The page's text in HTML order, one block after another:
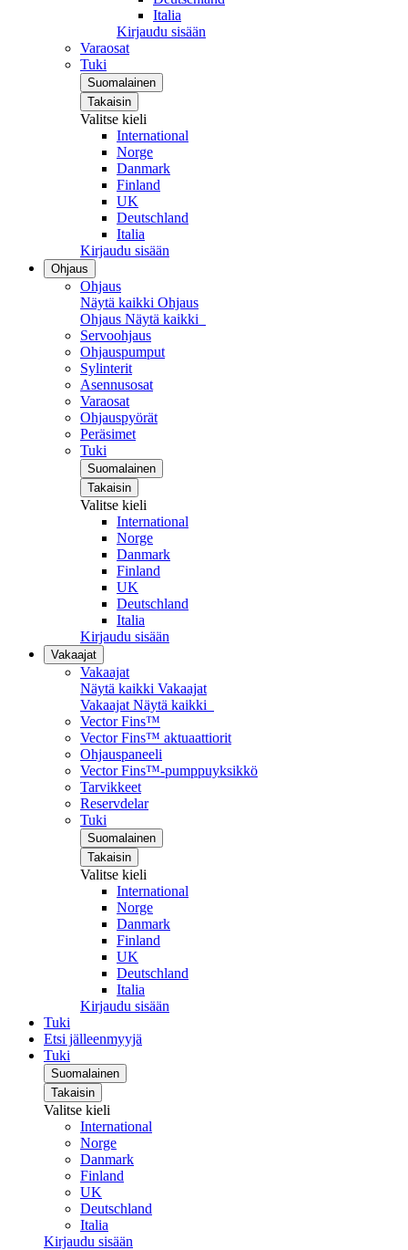
Italia
Kirjaudu sisään
Varaosat
Tuki
Suomalainen
Takaisin
Valitse kieli
International
Norge
Danmark
Finland
UK
Deutschland
Italia
Kirjaudu sisään
Ohjaus
Ohjaus
Näytä kaikki Ohjaus
Ohjaus Näytä kaikki
Servoohjaus
Ohjauspumput
Sylinterit
Asennusosat
Varaosat
Ohjauspyörät
Peräsimet
Tuki
Suomalainen
Takaisin
Valitse kieli
International
Norge
Danmark
Finland
UK
Deutschland
Italia
Kirjaudu sisään
Vakaajat
Vakaajat
Näytä kaikki Vakaajat
Vakaajat Näytä kaikki
Vector Fins™
Vector Fins™ aktuaattiorit
Ohjauspaneeli
Vector Fins™-pumppuyksikkö
Tarvikkeet
Reservdelar
Tuki
Suomalainen
Takaisin
Valitse kieli
International
Norge
Danmark
Finland
UK
Deutschland
Italia
Kirjaudu sisään
Tuki
Etsi jälleenmyyjä
Tuki
Suomalainen
Takaisin
Valitse kieli
International
Norge
Danmark
Finland
UK
Deutschland
Italia
Kirjaudu sisään